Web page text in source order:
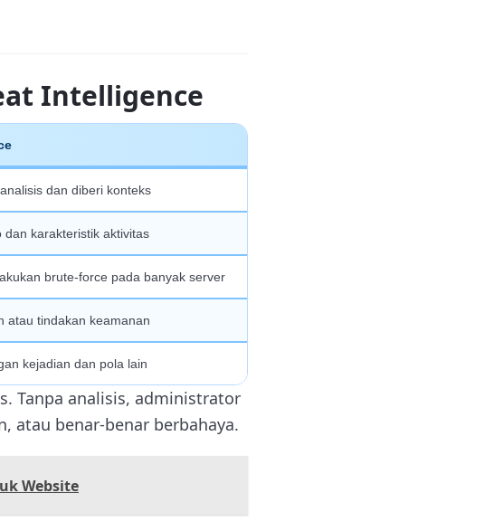
Intelligence
dan diberi konteks
dan karakteristik aktivitas
brute-force pada banyak server
atau tindakan keamanan
kejadian dan pola lain
Tanpa analisis, administrator
atau benar-benar berbahaya.
Website